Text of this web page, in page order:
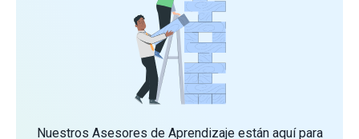
Nuestros Asesores de Aprendizaje están aquí para